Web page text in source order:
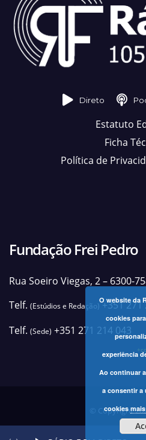
Direto
Estatuto
Ficha
Política de
Fundação Frei Pedro
Rua Soeiro Viegas, 2 – 6300-
Telf. (Estúdios e Redação)+351 271
Telf. (Sede) +351 271 214 043
© Copyright
O website da
cookies
experiência
Ao continuar
a consentir a
cookies